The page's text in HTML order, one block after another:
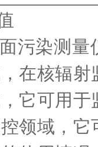
污染测量
在核辐
它可用
领域，